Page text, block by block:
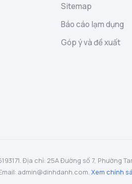
Sitemap
Báo cáo lạm dụng
Góp ý và đề xuất
Địa chỉ: 25A Đường số 7, Phường
admin@dinhdanh.com. Xem chính